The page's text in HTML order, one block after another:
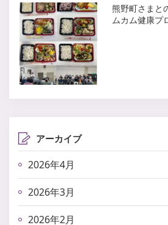
熊野町さまと
ムカム健康プ
アーカイブ
2026年4月
2026年3月
2026年2月